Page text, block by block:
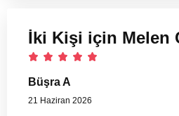
İki Kişi için Melen
Büşra A
21 Haziran 2026